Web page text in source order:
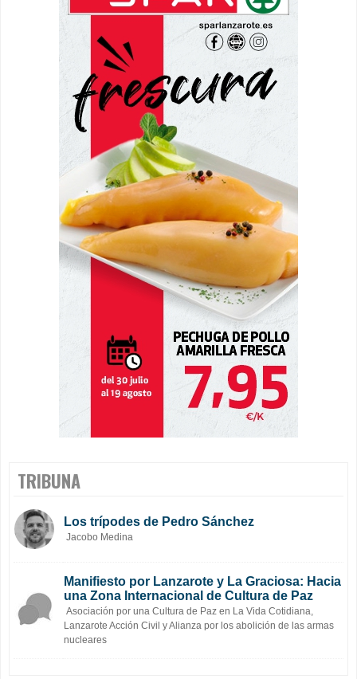
TRIBUNA
Los trípodes de Pedro Sánchez
Jacobo Medina
Manifiesto por Lanzarote y La Graciosa: Hacia
una Zona Internacional de Cultura de Paz
Asociación por una Cultura de Paz en La Vida Cotidiana,
Lanzarote Acción Civil y Alianza por los abolición de las armas
nucleares